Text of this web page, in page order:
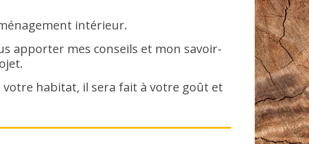
intérieur.
apporter mes conseils et mon savoir-
votre habitat, il sera fait à votre goût et